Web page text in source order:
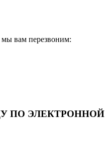
мы вам перезвоним:
ПО ЭЛЕКТРОННОЙ